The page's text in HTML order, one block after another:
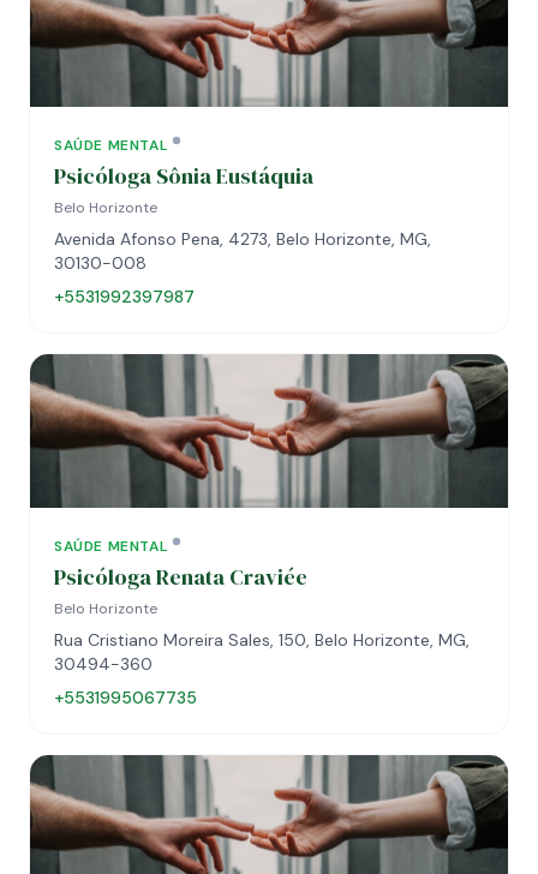
SAÚDE MENTAL
Psicóloga Sônia Eustáquia
Belo Horizonte
Avenida Afonso Pena, 4273, Belo Horizonte, MG,
30130-008
+5531992397987
SAÚDE MENTAL
Psicóloga Renata Craviée
Belo Horizonte
Rua Cristiano Moreira Sales, 150, Belo Horizonte, MG,
30494-360
+5531995067735